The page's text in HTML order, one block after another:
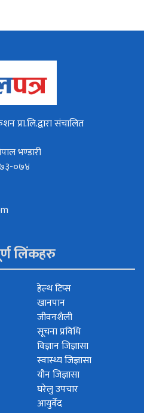
प्रा.लि.द्वारा संचालित
भण्डारी
०७४
लिंकहरु
हेल्थ टिप्स
खानपान
जीवनशैली
सूचना प्रविधि
विज्ञान जिज्ञासा
स्वास्थ्य जिज्ञासा
यौन जिज्ञासा
घरेलु उपचार
आयुर्वेद